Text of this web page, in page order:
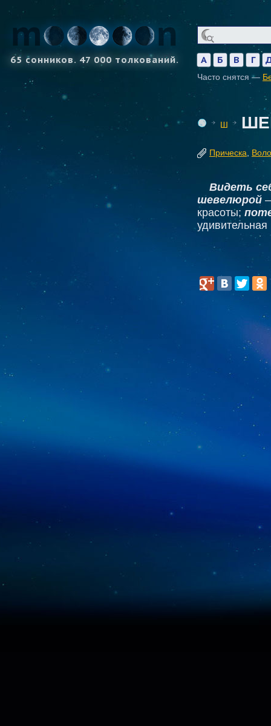
65 сонников. 47 000 толкований. А Б В Г
Часто снятся —
Ш
Прическа
Видеть
шевелюрой
красоты;
удивительная